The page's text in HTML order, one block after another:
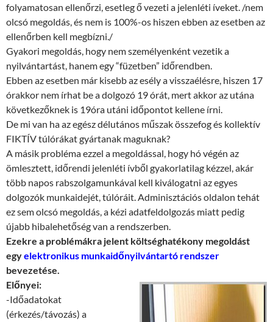
folyamatosan ellenőrzi, esetleg ő vezeti a jelenléti íveket. /nem
olcsó megoldás, és nem is 100%-os hiszen ebben az esetben az
ellenőrben kell megbízni./
Gyakori megoldás, hogy nem személyenként vezetik a
nyilvántartást, hanem egy “füzetben” időrendben.
Ebben az esetben már kisebb az esély a visszaélésre, hiszen 17
órakkor nem írhat be a dolgozó 19 órát, mert akkor az utána
következőknek is 19óra utáni időpontot kellene írni.
De mi van ha az egész délutános műszak összefog és kollektív
FIKTÍV túlórákat gyártanak maguknak?
A másik probléma ezzel a megoldással, hogy hó végén az
ömlesztett, időrendi jelenléti ívből gyakorlatilag kézzel, akár
több napos rabszolgamunkával kell kiválogatni az egyes
dolgozók munkaidejét, túlóráit. Adminisztációs oldalon tehát
ez sem olcsó megoldás, a kézi adatfeldolgozás miatt pedig
újabb hibalehetőség van a rendszerben.
Ezekre a problémákra jelent költséghatékony megoldást
egyelektronikus munkaidőnyilvántartó rendszer
bevezetése.
Előnyei:
-Időadatokat
(érkezés/távozás) a